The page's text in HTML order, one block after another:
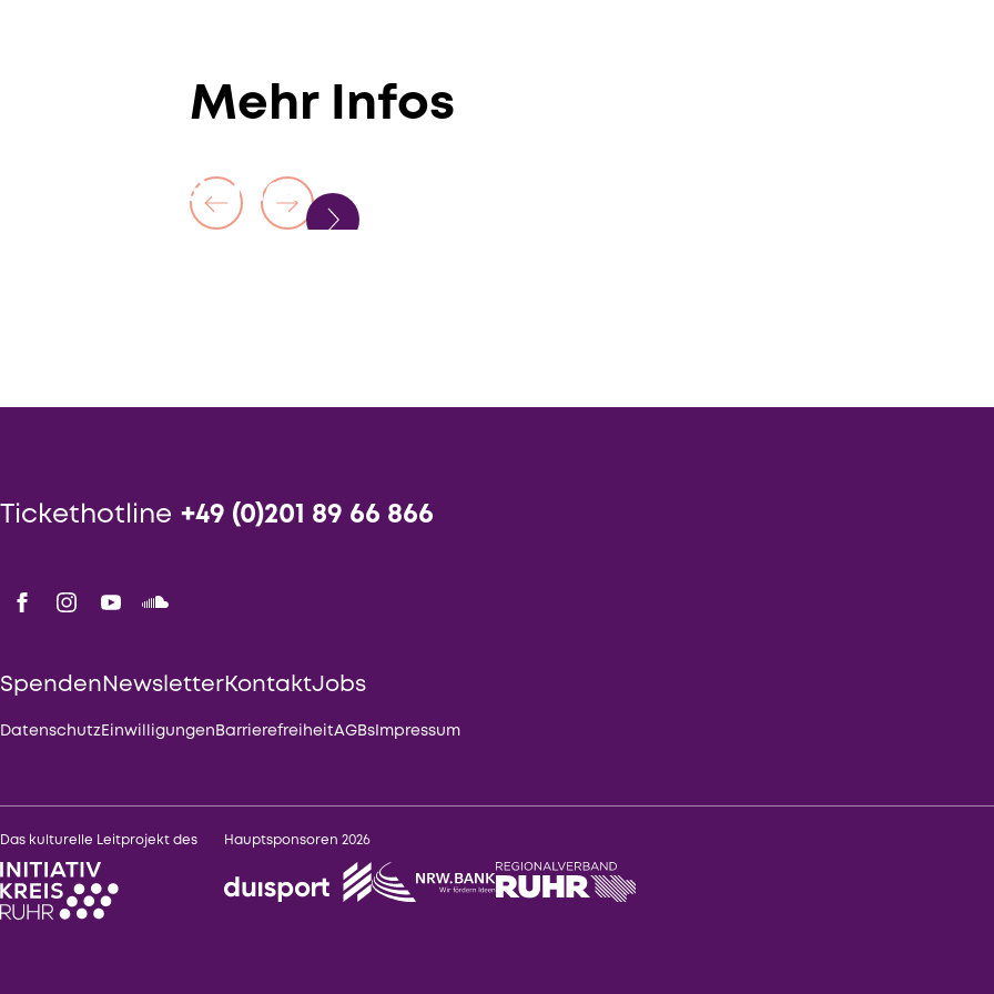
Mehr Infos
Hercules Gomes
Tickethotline +49 (0)201 89 66 866
Spenden NewsletterKontaktJobs
DatenschutzEinwilligungen BarrierefreiheitAGBs Impressum
Das kulturelle Leitprojekt des Hauptsponsoren 2026